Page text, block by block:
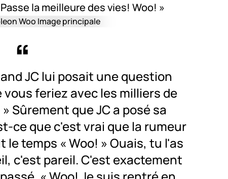
la meilleure des vies! Woo! »
JC lui posait une question
feriez avec les milliers de
Sûrement que JC a posé sa
ce que c'est vrai que la rumeur
temps « Woo! » Ouais, tu l'as
c'est pareil. C'est exactement